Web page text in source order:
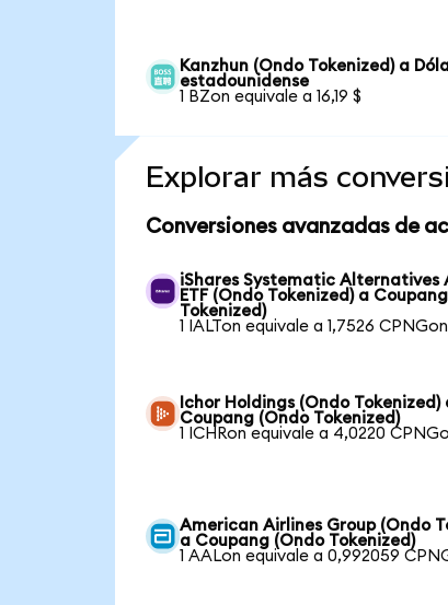
Kanzhun (Ondo Tokenized) a
estadounidense
1 BZon equivale a 16,19 $
Explorar más
Conversiones avanzadas de
iShares Systematic Alternatives
ETF (Ondo Tokenized) a
Tokenized)
1 IALTon equivale a 1,7526 CPNGon
Ichor Holdings (Ondo Tokenized)
Coupang (Ondo Tokenized)
1 ICHRon equivale a 4,0220
American Airlines Group (Ondo
a Coupang (Ondo Tokenized)
1 AALon equivale a 0,992059